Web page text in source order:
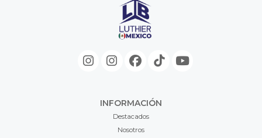
INFORMACIÓN
Destacados
Nosotros